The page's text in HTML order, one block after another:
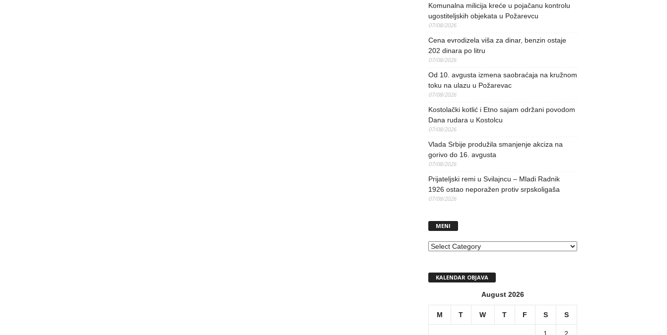
Komunalna milicija kreće u pojačanu kontrolu
ugostiteljskih objekata u Požarevcu
07/08/2026
Cena evrodizela viša za dinar, benzin ostaje
202 dinara po litru
07/08/2026
Od 10. avgusta izmena saobraćaja na kružnom
toku na ulazu u Požarevac
07/08/2026
Kostolački kotlić i Etno sajam održani povodom
Dana rudara u Kostolcu
07/08/2026
Vlada Srbije produžila smanjenje akciza na
gorivo do 16. avgusta
07/08/2026
Prijateljski remi u Svilajncu – Mladi Radnik
1926 ostao neporažen protiv srpskoligaša
07/08/2026
MENI
MENI
KALENDAR OBJAVA
August 2026
M T W T F S S
1 2